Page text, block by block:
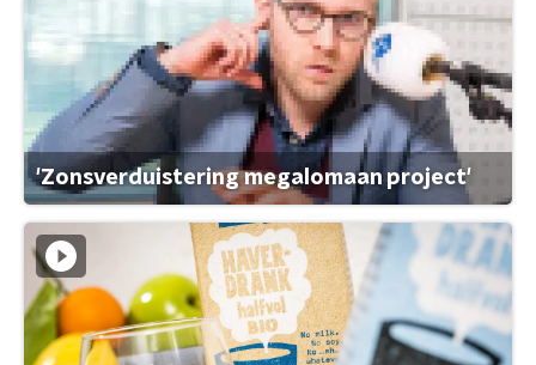
'Zonsverduistering megalomaan project'